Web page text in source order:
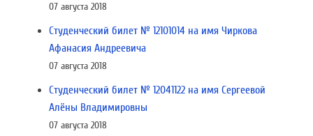
07 августа 2018
Студенческий билет № 12101014 на имя Чиркова
Афанасия Андреевича
07 августа 2018
Студенческий билет № 12041122 на имя Сергеевой
Алёны Владимировны
07 августа 2018